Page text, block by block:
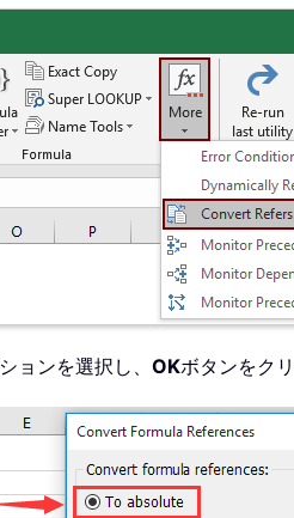
ョンを選択し、 OKボタンをク